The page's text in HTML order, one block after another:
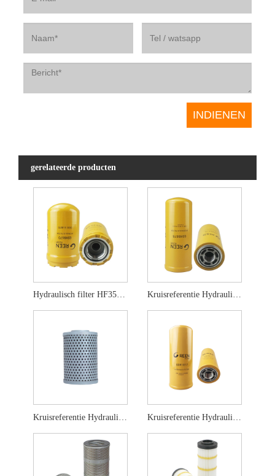
gerelateerde producten
Hydraulisch filter HF35519 5I-8670 5I-8670X Kruisreferentie Hydraulisch filter HF6555
Kruisreferentie Hydraulisch filter HF6861 Kruisreferentie Hydraulisch filter HF6588